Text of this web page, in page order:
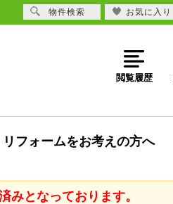
閲覧履歴
リフォームをお考えの方へ
みとなっております。
物件検索 お気に入り